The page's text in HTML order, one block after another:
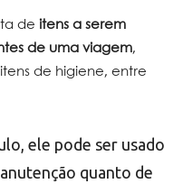
de itens a serem
de uma viagem,
de higiene, entre
ele pode ser usado
quanto de